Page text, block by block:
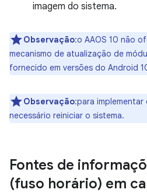
imagem do sistema.
Observação:o AAOS 10 não
mecanismo de atualização de
fornecido em versões do Android
Observação:para implementar
necessário reiniciar o sistema.
Fontes de
(fuso horário) em